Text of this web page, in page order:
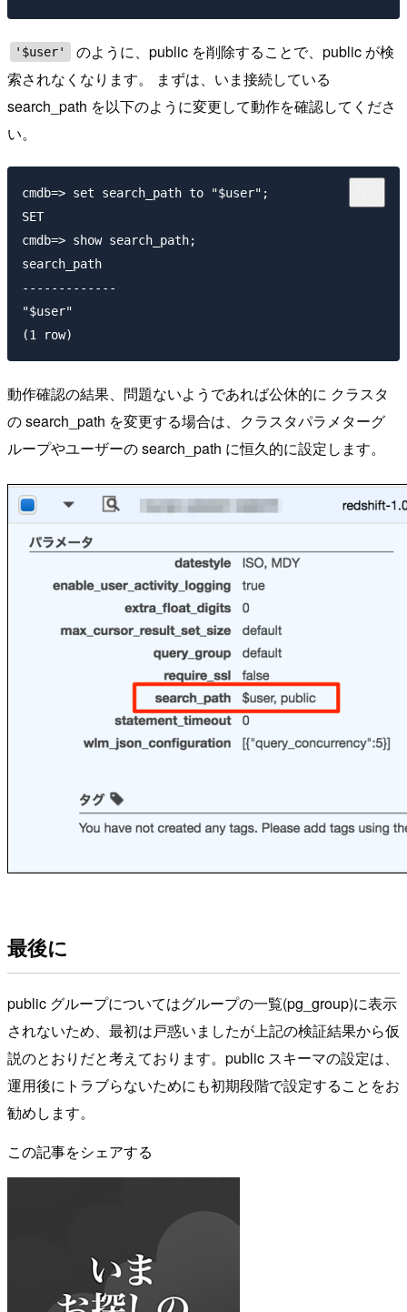
'$user'
のように、public を削除することで、public が検
索されなくなります。 まずは、いま接続している
search_path を以下のように変更して動作を確認してくださ
い。
cmdb=> set search_path to "$user";
SET
cmdb=> show search_path;
search_path
-------------
"$user"
動作確認の結果、問題ないようであれば公休的に クラスタ
の search_path を変更する場合は、クラスタパラメターグ
ループやユーザーの search_path に恒久的に設定します。
最後に
public グループについてはグループの一覧(pg_group)に表示
されないため、最初は戸惑いましたが上記の検証結果から仮
説のとおりだと考えております。public スキーマの設定は、
運用後にトラブらないためにも初期段階で設定することをお
勧めします。
この記事をシェアする